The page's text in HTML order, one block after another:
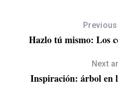
Hazlo tú mismo: Los
Next
Inspiración: árbol en